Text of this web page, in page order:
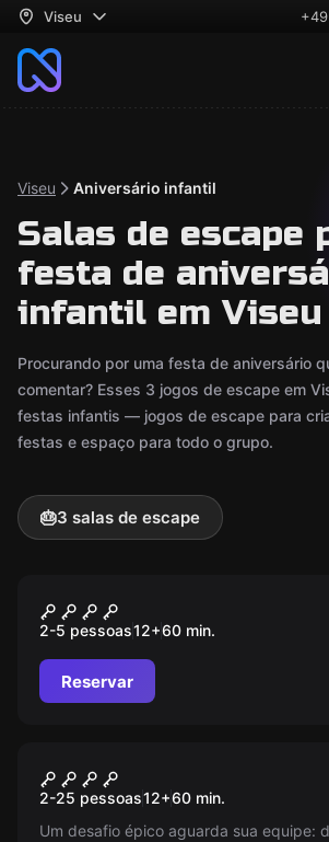
Viseu
Viseu Aniversário infantil
Salas de escape
festa de
infantil em Viseu
Procurando por uma festa de aniversário
comentar? Esses 3 jogos de escape em
festas infantis — jogos de escape para
festas e espaço para todo o grupo.
🎂3 salas de escape
PIDE
2-5 pessoas12+60 min.
Reservar
PANDEMIA
2-25 pessoas12+60 min.
Um desafio épico aguarda sua equipe: